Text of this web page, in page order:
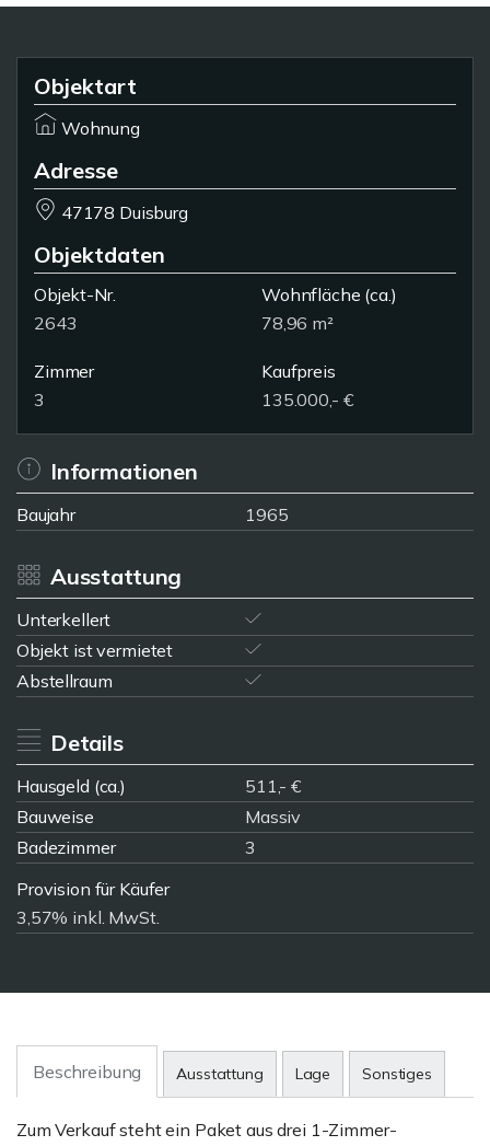
Objektart
Wohnung
Adresse
47178 Duisburg
Objektdaten
Objekt-Nr.
2643
Wohnfläche (ca.)
78,96 m²
Zimmer
3
Kaufpreis
135.000,- €
Informationen
Baujahr 1965
Ausstattung
Unterkellert
Objekt ist vermietet
Abstellraum
Details
Hausgeld (ca.)
511,- €
Bauweise
Massiv
Badezimmer
3
Provision für Käufer
3,57% inkl. MwSt.
Beschreibung Ausstattung Lage Sonstiges
Zum Verkauf steht ein Paket aus drei 1-Zimmer-